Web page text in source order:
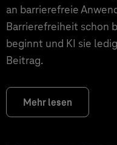
an barrierefreie
Barrierefreiheit schon
beginnt und KI sie
Beitrag.
Mehr lesen